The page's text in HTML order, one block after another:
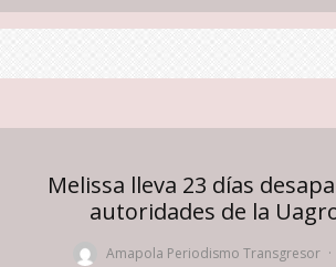
Melissa lleva 23 días
autoridades de la
Amapola Periodismo Transgresor ·